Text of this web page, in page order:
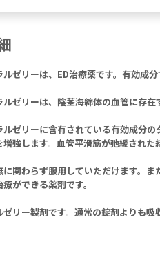
ゼリーは、ED治療薬です。有効成
ゼリーは、陰茎海綿体の血管に存
ルゼリーに含有されている有効成分
強します。血管平滑筋が弛緩された
関わらず服用していただけます。
ができる薬剤です。
リー製剤です。通常の錠剤よりも吸